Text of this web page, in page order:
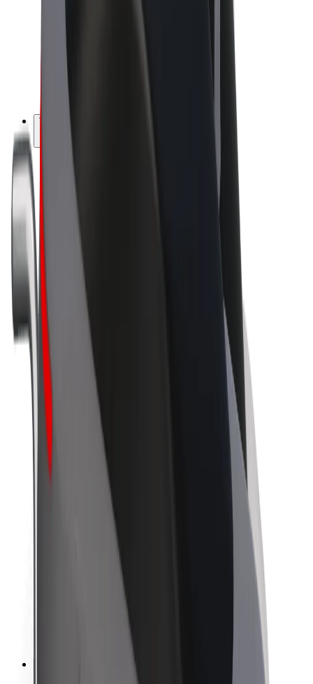
Bolt Drive
Bolt for Business
Bolt Pluss
Tjen med Bolt
Bedrift
Karrierer
Bærekraft hos Bolt
Prosjekt Zero
Nyhetsrom
Retningslinjer for varemerke
Investorrelasjoner